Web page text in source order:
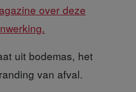
over deze
uit bodemas, het
van afval.